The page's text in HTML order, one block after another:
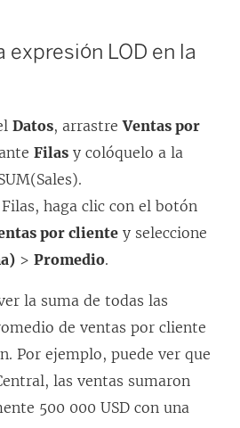
expresión LOD en la
Datos, arrastreVentas por
Filas y colóquelo a la
haga clic con el botón
por cliente y seleccione
> Promedio.
la suma de todas las
de ventas por cliente
Por ejemplo, puede ver que
las ventas sumaron
500 000 USD con una